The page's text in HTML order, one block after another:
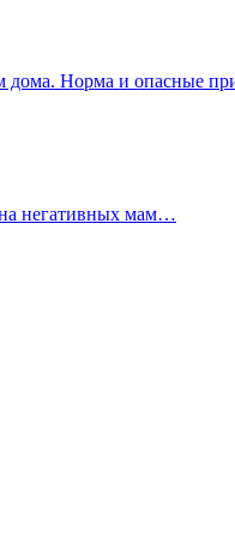
дома. Норма и опасные
негативных мам…